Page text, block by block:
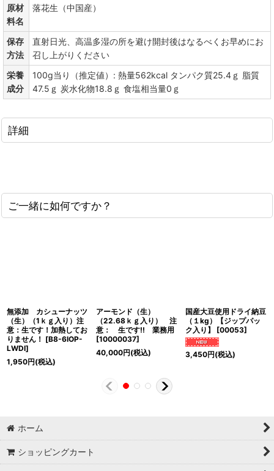
原材
料名
落花生（中国産）
保存
方法
直射日光、高温多湿の所を避け開封後はなるべくお早めにお
召し上がりください
栄養
成分
100g当り（推定値）: 熱量562kcal タンパク質25.4ｇ 脂質
47.5ｇ 炭水化物18.8ｇ 食塩相当量0ｇ
詳細
ご一緒に如何ですか？
無添加 カシューナッツ
（生）（1ｋｇ入り）注
意：生です！加熱してお
りません！ [B8-6IOP-
LWDI]
1,950円(税込)
アーモンド（生）
（22.68ｋｇ入り） 注
意： 生です!! 業務用
[10000037]
40,000円(税込)
国産大豆使用ドライ納豆
（１kg）【ジップパッ
ク入り】
[00053]
3,450円(税込)
ホーム
ショッピングカート